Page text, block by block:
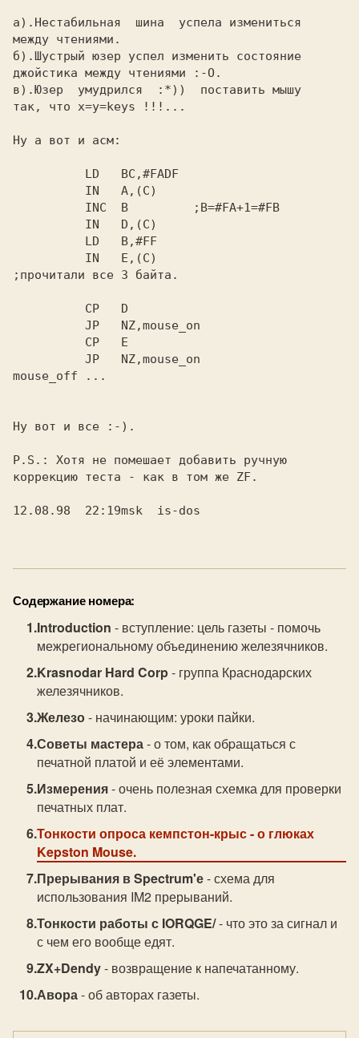
а).Нестабильная  шина  успела измениться
между чтениями.
б).Шустрый юзер успел изменить состояние
джойстика между чтениями :-О.
в).Юзер  умудрился  :*))  поставить мышу
так, что x=y=keys !!!...
Ну а вот и асм:
;прочитали все 3 байта.
mouse_off ...
Ну вот и все :-).
P.S.: Хотя не помешает добавить ручную
коррекцию теста - как в том же ZF.
12.08.98  22:19msk  is-dos
Содержание номера:
Introduction - вступление: цель газеты - помочь
межрегиональному объединению железячников.
Krasnodar Hard Corp- группа Краснодарских
железячников.
Железо- начинающим: уроки пайки.
Советы мастера- о том, как обpащаться с
печатнoй платой и её элементами.
Измерения- очень полезная схемка для проверки
печатных плат.
Тонкости опроса кемпстон-крыс- о глюках
Kepston Mouse.
Прерывания в Spectrum'е- схема для
использования IM2 прерываний.
Тонкости работы с IORQGE/- что это за сигнал и
с чем его вообще едят.
ZX+Dendy- возвращение к напечатанному.
Авора- об авторах газеты.